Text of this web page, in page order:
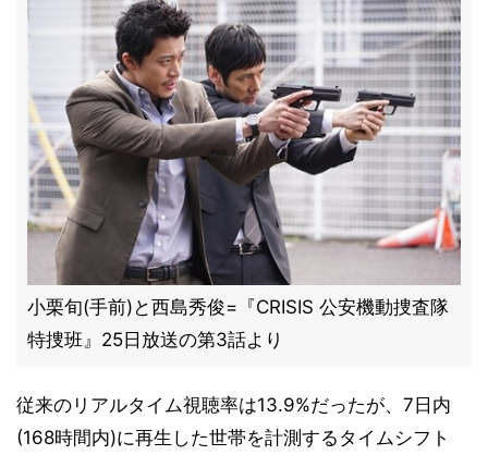
小栗旬(手前)と西島秀俊=『CRISIS 公安機動捜査隊
特捜班』25日放送の第3話より
従来のリアルタイム視聴率は13.9%だったが、7日内
(168時間内)に再生した世帯を計測するタイムシフト